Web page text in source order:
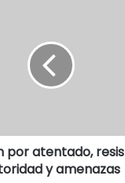
vendió drogas al
entre el 3 de julio
determinó a partir de
por atentado,
y amenazas